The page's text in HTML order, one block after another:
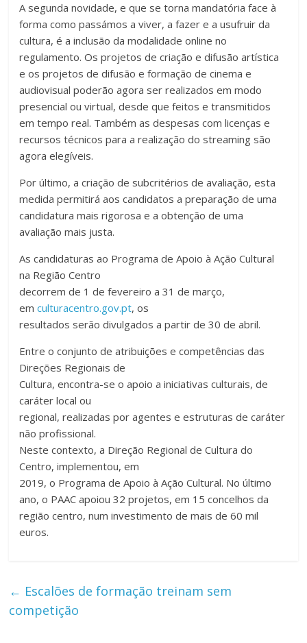
A segunda novidade, e que se torna mandatória face à
forma como passámos a viver, a fazer e a usufruir da
cultura, é a inclusão da modalidade online no
regulamento. Os projetos de criação e difusão artística
e os projetos de difusão e formação de cinema e
audiovisual poderão agora ser realizados em modo
presencial ou virtual, desde que feitos e transmitidos
em tempo real. Também as despesas com licenças e
recursos técnicos para a realização do streaming são
agora elegíveis.
Por último, a criação de subcritérios de avaliação, esta
medida permitirá aos candidatos a preparação de uma
candidatura mais rigorosa e a obtenção de uma
avaliação mais justa.
As candidaturas ao Programa de Apoio à Ação Cultural
na Região Centro
decorrem de 1 de fevereiro a 31 de março,
emculturacentro.gov.pt, os
resultados serão divulgados a partir de 30 de abril.
Entre o conjunto de atribuições e competências das
Direções Regionais de
Cultura, encontra-se o apoio a iniciativas culturais, de
caráter local ou
regional, realizadas por agentes e estruturas de caráter
não profissional.
Neste contexto, a Direção Regional de Cultura do
Centro, implementou, em
2019, o Programa de Apoio à Ação Cultural. No último
ano, o PAAC apoiou 32 projetos, em 15 concelhos da
região centro, num investimento de mais de 60 mil
euros.
← Escalões de formação treinam sem
competição